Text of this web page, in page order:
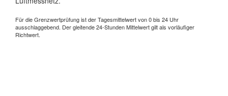
Für die Grenzwertprüfung ist der Tagesmittelwert von 0 bis 24 Uhr
ausschlaggebend. Der gleitende 24-Stunden Mittelwert gilt als vorläufiger
Richtwert.